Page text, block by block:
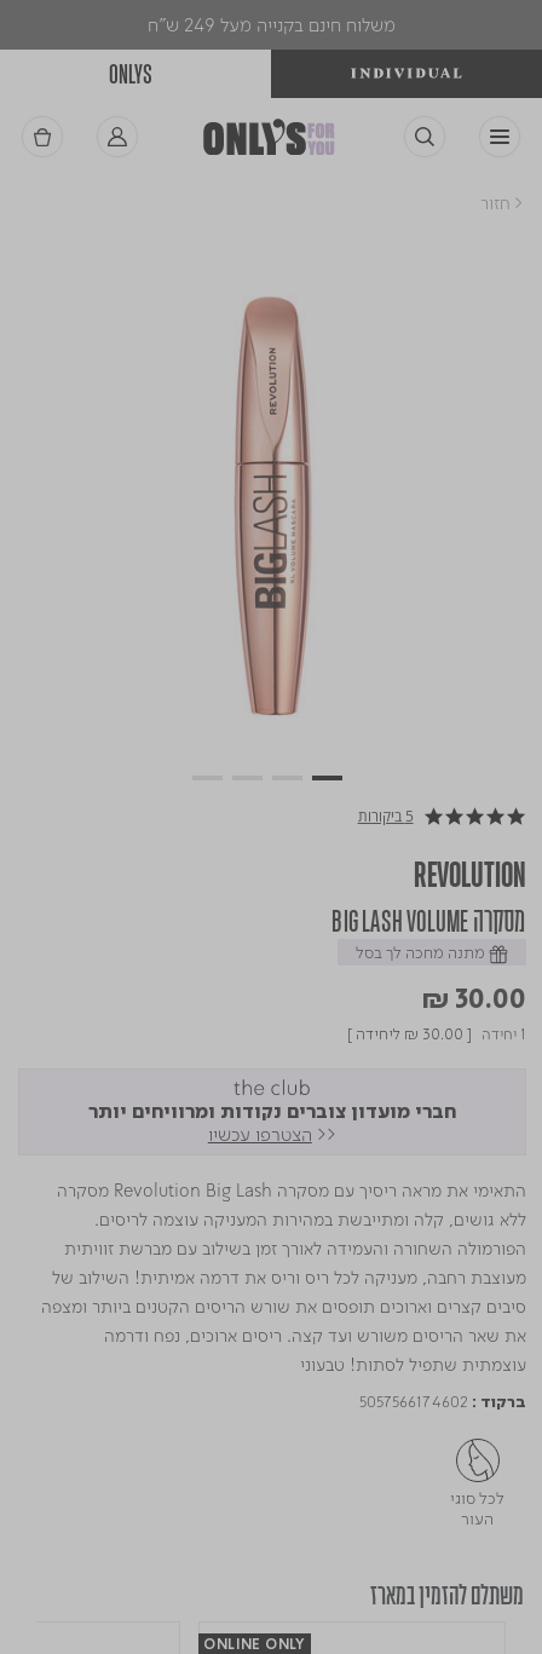
משלוח חינם בקנייה מעל 249 ש"ח
ONLYS
< חזור
5.0 star rating 5 ביקורות
REVOLUTION
מסקרה BIG LASH VOLUME
מתנה מחכה לך בסל
₪ 30.00
1 יחידה [
₪ 30.00 ליחידה ]
חברי מועדון צוברים נקודות ומרוויחים יותר
<< הצטרפו עכשיו
התאימי את מראה ריסיך עם מסקרה Revolution Big Lash מסקרה
ללא גושים, קלה ומתייבשת במהירות המעניקה עוצמה לריסים.
הפורמולה השחורה והעמידה לאורך זמן בשילוב עם מברשת זוויתית
מעוצבת רחבה, מעניקה לכל ריס וריס את דרמה אמיתית! השילוב של
סיבים קצרים וארוכים תופסים את שורש הריסים הקטנים ביותר ומצפה
את שאר הריסים משורש ועד קצה. ריסים ארוכים, נפח ודרמה
עוצמתית שתפיל לסתות! טבעוני
ברקוד : 5057566174602
לכל סוגי
העור
משתלם להזמין במארז
ONLINE ONLY